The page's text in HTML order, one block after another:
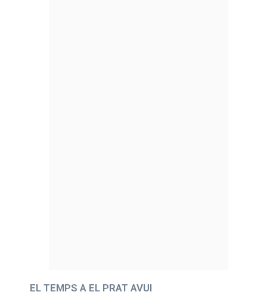
EL TEMPS A EL PRAT AVUI